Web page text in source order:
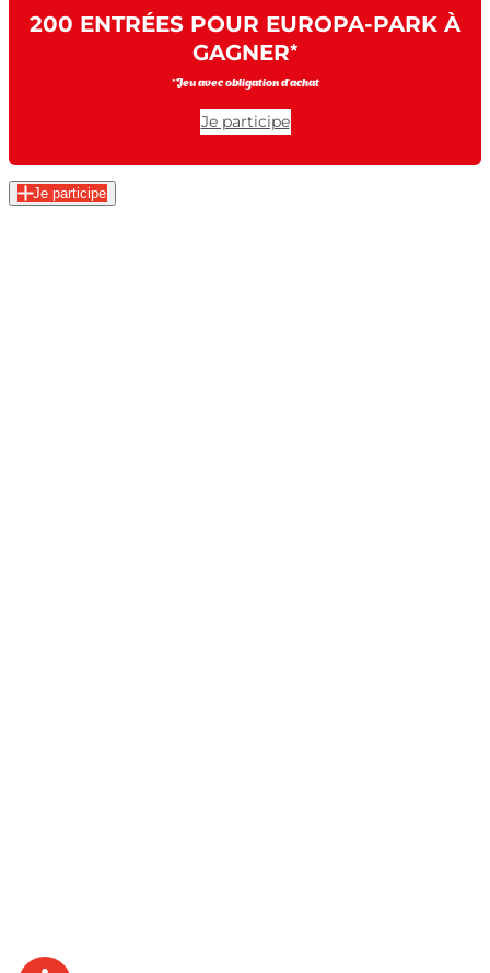
200 ENTRÉES POUR EUROPA-PARK À
GAGNER*
*Jeu avec obligation d’achat
Je participe
Je participe